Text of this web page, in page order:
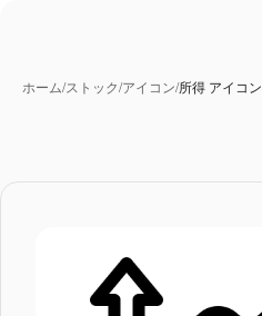
ホーム/ストック/アイコン/所得 アイコン